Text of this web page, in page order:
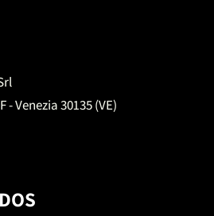
- Venezia 30135 (VE)